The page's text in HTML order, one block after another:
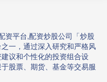
资平台,配资炒股公司「炒股
一，通过深入研究和严格风
议和个性化的投资组合设
股票、期货、基金等交易服